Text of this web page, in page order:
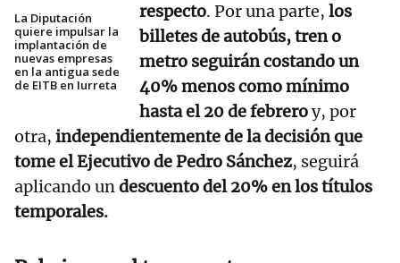
La Diputación
quiere impulsar la
implantación de
nuevas empresas
en la antigua sede
de EITB en Iurreta
respecto. Por una parte, los
billetes de autobús, tren o
metro seguirán costando un
40% menos como mínimo
hasta el 20 de febreroy, por
otra, independientemente de la decisión que
tome el Ejecutivo de Pedro Sánchez, seguirá
aplicando undescuento del 20% en los títulos
temporales.